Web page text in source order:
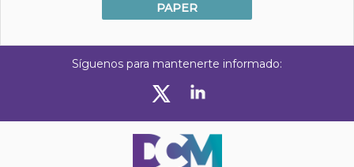
PAPER
Síguenos para mantenerte informado: